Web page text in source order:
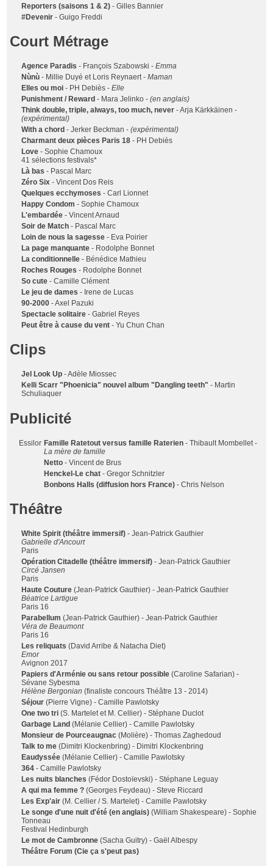
Reporters (saisons 1 & 2) - Gilles Bannier
#Devenir - Guigo Freddi
Court Métrage
Agence Paradis - François Szabowski -Emma
Nùnù - Millie Duyé et Loris Reynaert -Maman
Elles ou moi - PH Debiès -Elle
Punishment / Reward - Mara Jelinko -(en anglais)
Think double, triple, always, too much, never - Arja Kärkkäinen -
(expérimental)
With a chord - Jerker Beckman -(expérimental)
Charmant deux pièces Paris 18 - PH Debiès
Love - Sophie Chamoux
41 sélections festivals*
Là bas - Pascal Marc
Zéro Six - Vincent Dos Reis
Quelques ecchymoses - Carl Lionnet
Happy Condom - Sophie Chamoux
L'embardée - Vincent Arnaud
Soir de Match - Pascal Marc
Loin de nous la sagesse - Eva Poirier
La page manquante - Rodolphe Bonnet
La conditionnelle - Bénédice Mathieu
Roches Rouges - Rodolphe Bonnet
So cute - Camille Clément
Le jeu de dames - Irene de Lucas
90-2000 - Axel Pazuki
Spectacle solitaire - Gabriel Reyes
Peut être à cause du vent- Yu Chun Chan
Clips
Jel Look Up - Adèle Miossec
Kelli Scarr "Phoenicia" nouvel album "Dangling teeth" - Martin
Schuliaquer
Publicité
Essilor Famille Ratetout versus famille Raterien - Thibault Mombellet -
La mère de famille
Netto - Vincent de Brus
Henckel-Le chat - Gregor Schnitzler
Bonbons Halls (diffusion hors France) - Chris Nelson
Théâtre
White Spirit (théâtre immersif) - Jean-Patrick Gauthier
Gabrielle d'Ancourt
Paris
Opération Citadelle (théâtre immersif) - Jean-Patrick Gauthier
Circé Jansen
Paris
Haute Couture (Jean-Patrick Gauthier) - Jean-Patrick Gauthier
Béatrice Lartigue
Paris 16
Parabellum (Jean-Patrick Gauthier) - Jean-Patrick Gauthier
Véra de Beaumont
Paris 16
Les reliquats (David Arribe & Natacha Diet)
Emor
Avignon 2017
Papiers d'Arménie ou sans retour possible (Caroline Safarian) -
Sévane Sybesma
Hélène Bergonian (finaliste concours Théâtre 13 - 2014)
Séjour (Pierre Vigne) - Camille Pawlotsky
One two tri (S. Martelet et M. Cellier) - Stéphane Duclot
Garbage Land (Mélanie Cellier) - Camille Pawlotsky
Monsieur de Pourceaugnac (Molière) - Thomas Zaghedoud
Talk to me (Dimitri Klockenbring) - Dimitri Klockenbring
Eaudyssée (Mélanie Cellier) - Camille Pawlotsky
364 - Camille Pawlotsky
Les nuits blanches (Fédor Dostoïevski) - Stéphane Leguay
A qui ma femme ? (Georges Feydeau) - Steve Riccard
Les Exp'air (M. Cellier / S. Martelet) - Camille Pawlotsky
Le songe d'une nuit d'été (en anglais) (William Shakespeare) - Sophie
Tonneau
Festival Hedinburgh
Le mot de Cambronne (Sacha Guitry) - Gaël Albespy
Théâtre Forum (Cie ça s'peut pas)